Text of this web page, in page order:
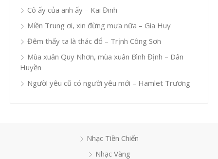
Cô ấy của anh ấy – Kai Đinh
Miền Trung ơi, xin đừng mưa nữa – Gia Huy
Đêm thấy ta là thác đổ – Trịnh Công Sơn
Mùa xuân Quy Nhơn, mùa xuân Bình Định – Dân
Huyền
Người yêu cũ có người yêu mới – Hamlet Trương
Nhạc Tiền Chiến
Nhạc Vàng